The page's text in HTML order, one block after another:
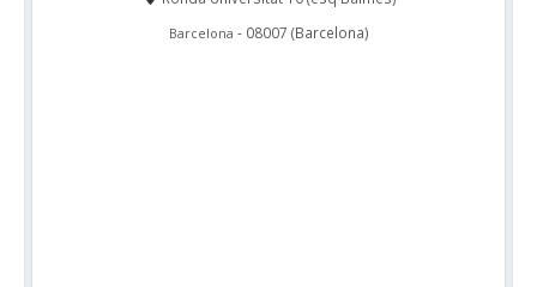
Barcelona - 08007 (Barcelona)